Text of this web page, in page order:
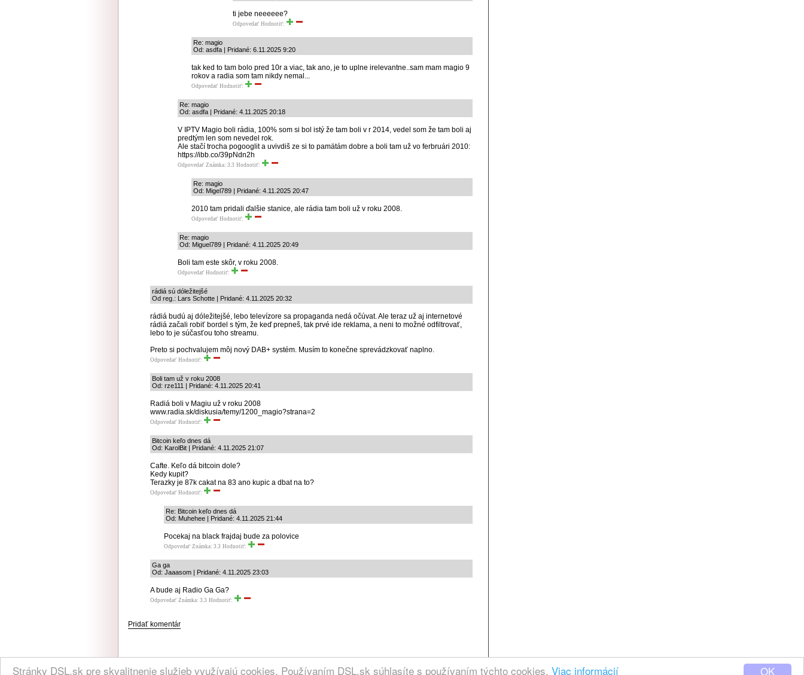
OK
Stránky DSL.sk pre skvalitnenie služieb využívajú cookies. Používaním DSL.sk súhlasíte s používaním týchto cookies. Viac informácií
ti jebe neeeeee?
Odpovedať Hodnotiť:
Re: magio
Od: asdfa | Pridané: 6.11.2025 9:20
tak ked to tam bolo pred 10r a viac, tak ano, je to uplne irelevantne..sam mam magio 9
rokov a radia som tam nikdy nemal...
Odpovedať Hodnotiť:
Re: magio
Od: asdfa | Pridané: 4.11.2025 20:18
V IPTV Magio boli rádia, 100% som si bol istý že tam boli v r 2014, vedel som že tam boli aj
predtým len som nevedel rok.
Ale stačí trocha pogooglit a uvivdiš ze si to pamätám dobre a boli tam už vo ferbruári 2010:
https://ibb.co/39pNdn2h
Odpovedať Známka: 3.3 Hodnotiť:
Re: magio
Od: Migel789 | Pridané: 4.11.2025 20:47
2010 tam pridali ďalšie stanice, ale rádia tam boli už v roku 2008.
Odpovedať Hodnotiť:
Re: magio
Od: Miguel789 | Pridané: 4.11.2025 20:49
Boli tam este skôr, v roku 2008.
Odpovedať Hodnotiť:
rádiá sú dóležitejšé
Od reg.: Lars Schotte | Pridané: 4.11.2025 20:32
rádiá budú aj dóležitejšé, lebo televízore sa propaganda nedá očúvat. Ale teraz už aj internetové
rádiá začali robiť bordel s tým, že keď prepneš, tak prvé ide reklama, a neni to možné odfiltrovať,
lebo to je súčasťou toho streamu.
Preto si pochvalujem môj nový DAB+ systém. Musím to konečne sprevádzkovať naplno.
Odpovedať Hodnotiť:
Boli tam už v roku 2008
Od: rze111 | Pridané: 4.11.2025 20:41
Radiá boli v Magiu už v roku 2008
www.radia.sk/diskusia/temy/1200_magio?strana=2
Odpovedať Hodnotiť:
Bitcoin keľo dnes dá
Od: KarolBit | Pridané: 4.11.2025 21:07
Cafte. Keľo dá bitcoin dole?
Kedy kupit?
Terazky je 87k cakat na 83 ano kupic a dbat na to?
Odpovedať Hodnotiť:
Re: Bitcoin keľo dnes dá
Od: Muhehee | Pridané: 4.11.2025 21:44
Pocekaj na black frajdaj bude za polovice
Odpovedať Známka: 3.3 Hodnotiť:
Ga ga
Od: Jaaasom | Pridané: 4.11.2025 23:03
A bude aj Radio Ga Ga?
Odpovedať Známka: 3.3 Hodnotiť:
Pridať komentár
(C) 2004, 2005 DSL.sk | Všetky práva vyhradené. | Kontakt: admin @ dsl.sk